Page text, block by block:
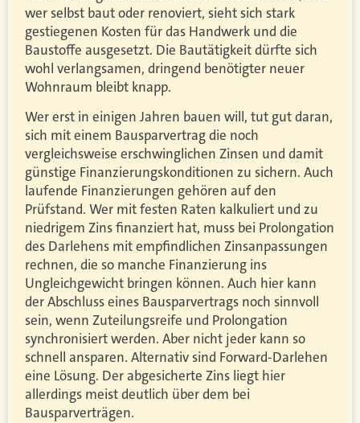
wer selbst baut oder renoviert, sieht sich stark
gestiegenen Kosten für das Handwerk und die
Baustoffe ausgesetzt. Die Bautätigkeit dürfte sich
wohl verlangsamen, dringend benötigter neuer
Wohnraum bleibt knapp.
Wer erst in einigen Jahren bauen will, tut gut daran,
sich mit einem Bausparvertrag die noch
vergleichsweise erschwinglichen Zinsen und damit
günstige Finanzierungskonditionen zu sichern. Auch
laufende Finanzierungen gehören auf den
Prüfstand. Wer mit festen Raten kalkuliert und zu
niedrigem Zins finanziert hat, muss bei Prolongation
des Darlehens mit empfindlichen Zinsanpassungen
rechnen, die so manche Finanzierung ins
Ungleichgewicht bringen können. Auch hier kann
der Abschluss eines Bausparvertrags noch sinnvoll
sein, wenn Zuteilungsreife und Prolongation
synchronisiert werden. Aber nicht jeder kann so
schnell ansparen. Alternativ sind Forward-Darlehen
eine Lösung. Der abgesicherte Zins liegt hier
allerdings meist deutlich über dem bei
Bausparverträgen.